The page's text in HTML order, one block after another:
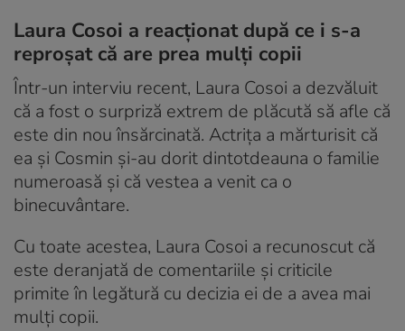
Laura Cosoi a reacționat după ce i s-a
reproșat că are prea mulți copii
Într-un interviu recent, Laura Cosoi a dezvăluit
că a fost o surpriză extrem de plăcută să afle că
este din nou însărcinată. Actrița a mărturisit că
ea și Cosmin și-au dorit dintotdeauna o familie
numeroasă și că vestea a venit ca o
binecuvântare.
Cu toate acestea, Laura Cosoi a recunoscut că
este deranjată de comentariile și criticile
primite în legătură cu decizia ei de a avea mai
mulți copii.